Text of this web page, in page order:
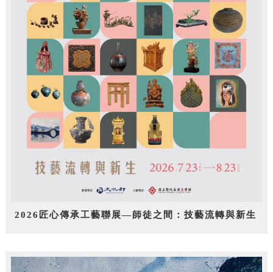
2026匠心傳承工藝聯展—師徒之間：技藝流轉與新生